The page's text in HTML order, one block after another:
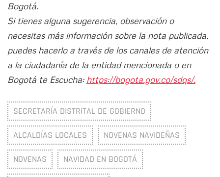
Bogotá.
Si tienes alguna sugerencia, observación o
necesitas más información sobre la nota publicada,
puedes hacerlo a través de los canales de atención
a la ciudadanía de la entidad mencionada o en
Bogotá te Escucha: https://bogota.gov.co/sdqs/.
SECRETARÍA DISTRITAL DE GOBIERNO
ALCALDÍAS LOCALES NOVENAS NAVIDEÑAS
NOVENAS NAVIDAD EN BOGOTÁ